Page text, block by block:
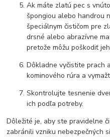
Ak máte zlatú pec s
špongiou alebo handrou
špeciálnym čističom pre
drsné alebo abrazívne
pretože môžu poškodiť
Dôkladne vyčistite prach
kominového rúra a
Skontrolujte tesnenie
ich podľa potreby.
Dôležité je, aby ste pravidelne
zabránili vzniku nebezpečných